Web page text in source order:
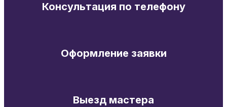
Консультация по телефону
Оформление заявки
Выезд мастера